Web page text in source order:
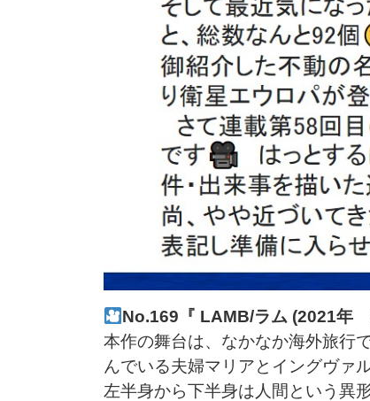
No.169『 LAMB/ラム (2021年
本作の舞台は、なかなか海外旅行
んでいる夫婦マリアとイングヴァ
左半身から下半身は人間という異